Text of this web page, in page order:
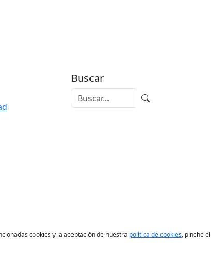
Buscar
cookies y la aceptación de nuestra política de cookies, pinche el